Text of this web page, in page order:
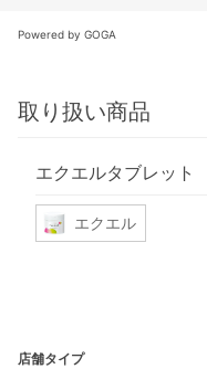
Powered by GOGA
取り扱い商品
エクエルタブレット
エクエル
店舗タイプ